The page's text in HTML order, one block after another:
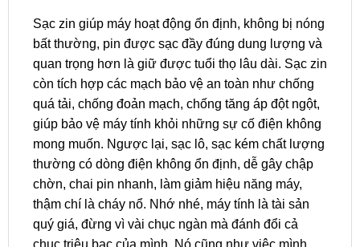
Sạc zin giúp máy hoạt động ổn định, không bị nóng
bất thường, pin được sạc đầy đúng dung lượng và
quan trọng hơn là giữ được tuổi thọ lâu dài. Sạc zin
còn tích hợp các mạch bảo vệ an toàn như chống
quá tải, chống đoản mạch, chống tăng áp đột ngột,
giúp bảo vệ máy tính khỏi những sự cố điện không
mong muốn. Ngược lại, sạc lô, sạc kém chất lượng
thường có dòng điện không ổn định, dễ gây chập
chờn, chai pin nhanh, làm giảm hiệu năng máy,
thậm chí là cháy nổ. Nhớ nhé, máy tính là tài sản
quý giá, đừng vì vài chục ngàn mà đánh đổi cả